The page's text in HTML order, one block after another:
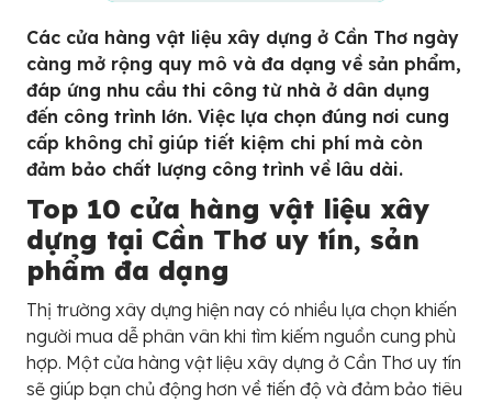
Các cửa hàng vật liệu xây dựng ở Cần Thơ ngày
càng mở rộng quy mô và đa dạng về sản phẩm,
đáp ứng nhu cầu thi công từ nhà ở dân dụng
đến công trình lớn. Việc lựa chọn đúng nơi cung
cấp không chỉ giúp tiết kiệm chi phí mà còn
đảm bảo chất lượng công trình về lâu dài.
Top 10 cửa hàng vật liệu xây
dựng tại Cần Thơ uy tín, sản
phẩm đa dạng
Thị trường xây dựng hiện nay có nhiều lựa chọn khiến
người mua dễ phân vân khi tìm kiếm nguồn cung phù
hợp. Một cửa hàng vật liệu xây dựng ở Cần Thơ uy tín
sẽ giúp bạn chủ động hơn về tiến độ và đảm bảo tiêu